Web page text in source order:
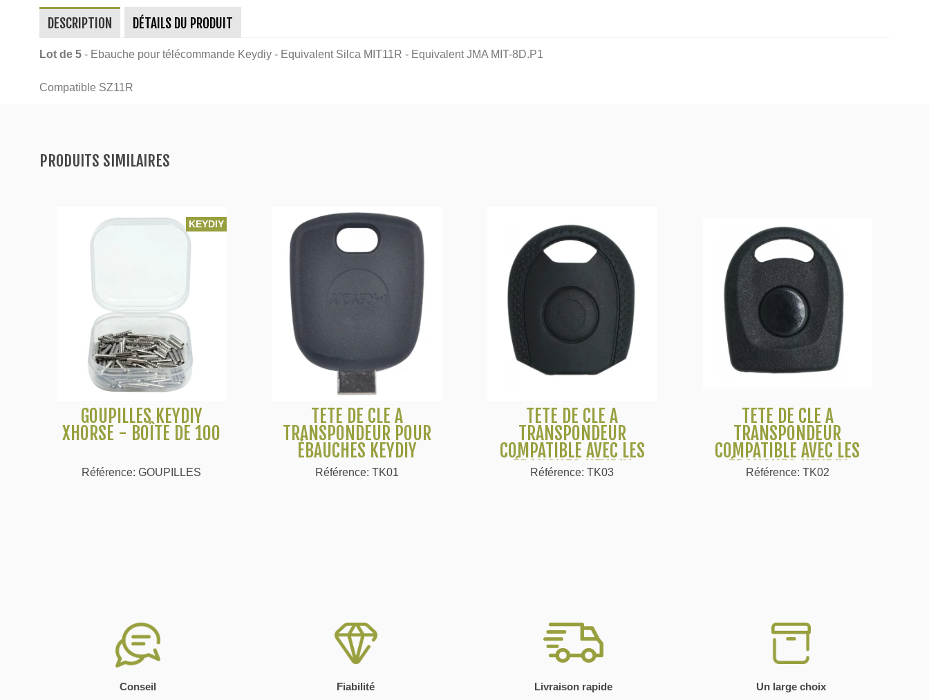
DESCRIPTION DÉTAILS DU PRODUIT
Lot de 5 - Ebauche pour télécommande Keydiy - Equivalent Silca MIT11R - Equivalent JMA MIT-8D.P1
Compatible SZ11R
PRODUITS SIMILAIRES
KEYDIY
Voir plus
GOUPILLES KEYDIY
XHORSE - BOÎTE DE 100
Référence: GOUPILLES
Voir plus
TÊTE DE CLÉ À
TRANSPONDEUR POUR
ÉBAUCHES KEYDIY
Référence: TK01
Voir plus
TÊTE DE CLÉ À
TRANSPONDEUR
COMPATIBLE AVEC LES
ÉBAUCHES KEYDIY
Référence: TK03
Voir plus
TÊTE DE CLÉ À
TRANSPONDEUR
COMPATIBLE AVEC LES
ÉBAUCHES KEYDIY
Référence: TK02
Conseil Fiabilité Livraison rapide Un large choix